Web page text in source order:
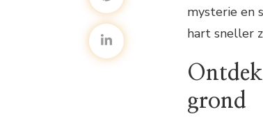
mysterie en
hart sneller
grond